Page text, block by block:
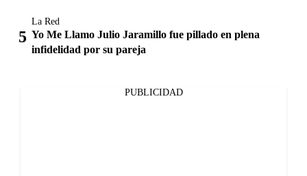
La Red
Yo Me Llamo Julio Jaramillo fue pillado en plena
infidelidad por su pareja
PUBLICIDAD